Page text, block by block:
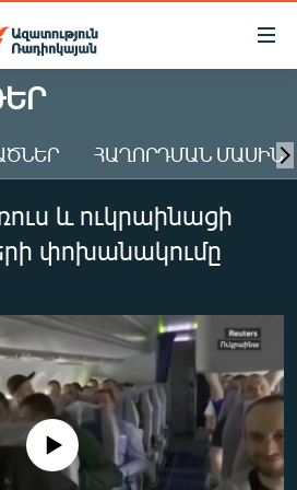
ՀԱՂՈՐԴՄԱՆ ՄԱՍԻՆ
և ուկրաինացի
փոխանակումը
source currently available